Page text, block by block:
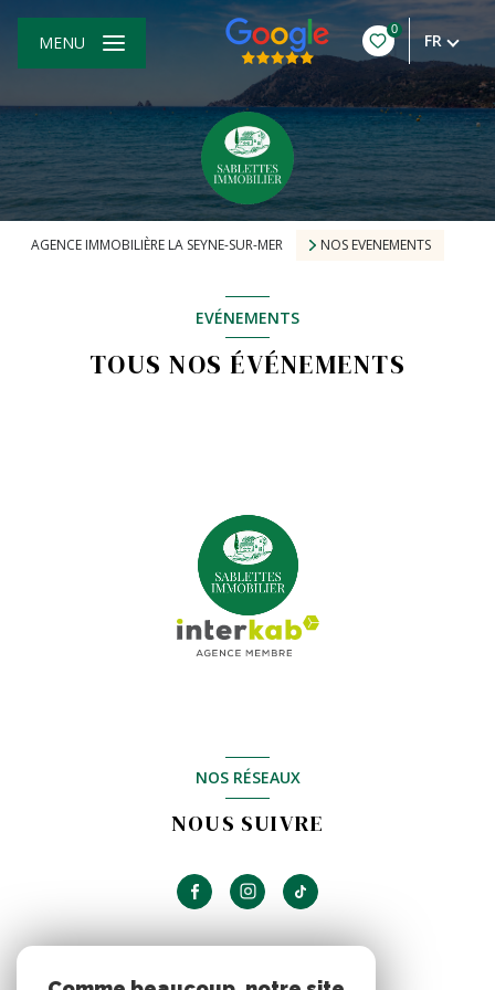
0
FR
MENU
AGENCE IMMOBILIÈRE LA SEYNE-SUR-MER NOS EVENEMENTS
EVÉNEMENTS
TOUS NOS ÉVÉNEMENTS
NOS RÉSEAUX
NOUS SUIVRE